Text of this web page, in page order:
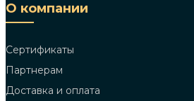
О компании
Сертификаты
Партнерам
Доставка и оплата